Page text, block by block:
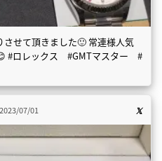
せて頂きました🙂 常連様人気
#ロレックス #GMTマスター #
2023/07/01